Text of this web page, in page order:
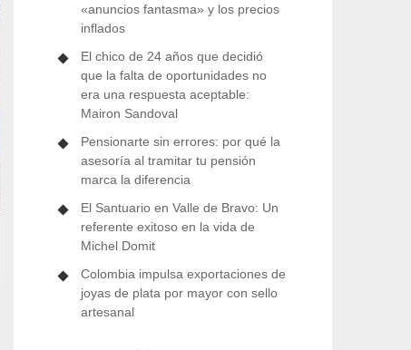
«anuncios fantasma» y los precios
inflados
El chico de 24 años que decidió
que la falta de oportunidades no
era una respuesta aceptable:
Mairon Sandoval
Pensionarte sin errores: por qué la
asesoría al tramitar tu pensión
marca la diferencia
El Santuario en Valle de Bravo: Un
referente exitoso en la vida de
Michel Domit
Colombia impulsa exportaciones de
joyas de plata por mayor con sello
artesanal